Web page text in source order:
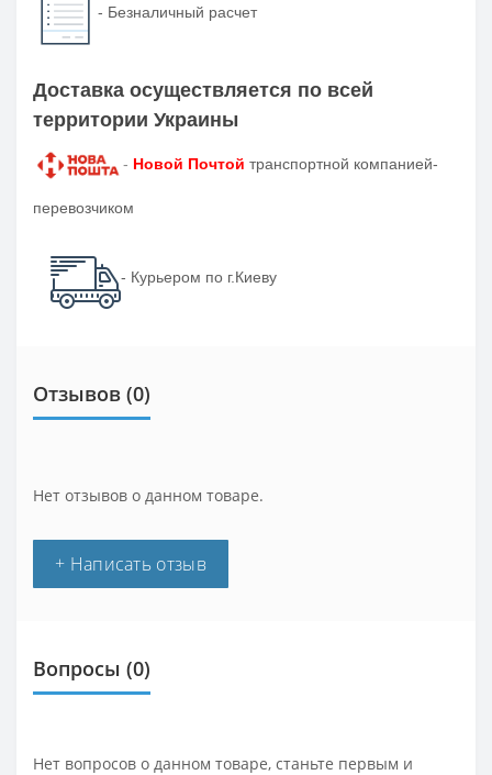
- Безналичный расчет
Доставка осуществляется по всей
территории Украины
- Новой Почтой транспортной компанией-
перевозчиком
- Курьером по г.Киеву
Отзывов (0)
Нет отзывов о данном товаре.
+ Написать отзыв
Вопросы (0)
Нет вопросов о данном товаре, станьте первым и